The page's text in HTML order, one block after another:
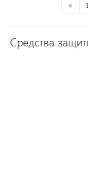
<
Средства